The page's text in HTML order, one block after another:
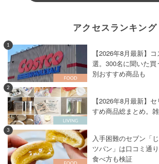
アクセスランキング
1
【2026年8月最新】
選。300名に聞いた
別おすすめ商品も
2
【2026年8月最新】
すめ商品総まとめ。
3
入手困難のセブン「
ツパン」は口コミ通
食べ方も検証